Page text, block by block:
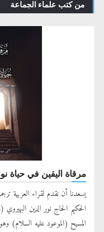
من كتب علماء الجماعة
مرقاة اليقين في حياة
يسعدنا أن نقدم لقراء العربية
الحكيم الحاج نور الدين
المسيح (الموعود عليه السلام)